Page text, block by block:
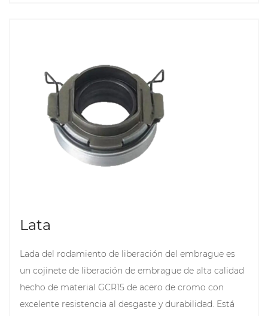
frecuentes, además de tener una buena resistencia al
calor. Este componente está diseñado fo reducir el
ruido y las vibraciones y mejorar el confort de
conducción. Si el cojinete de liberación falla, puede
causar problemas como dificultad fo cambiar y
vibración del embrague, por lo que la inspección y el
Lata
Lada del rodamiento de liberación del embrague es
un cojinete de liberación de embrague de alta calidad
hecho de material GCR15 de acero de cromo con
excelente resistencia al desgaste y durabilidad. Está